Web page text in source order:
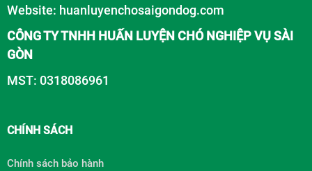
Website: huanluyenchosaigondog.com
CÔNG TY TNHH HUẤN LUYỆN CHÓ NGHIỆP VỤ SÀI
GÒN
MST: 0318086961
CHÍNH SÁCH
Chính sách bảo hành